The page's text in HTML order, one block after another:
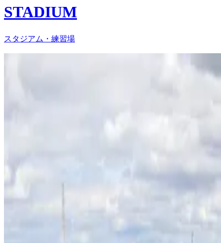
STADIUM
スタジアム・練習場